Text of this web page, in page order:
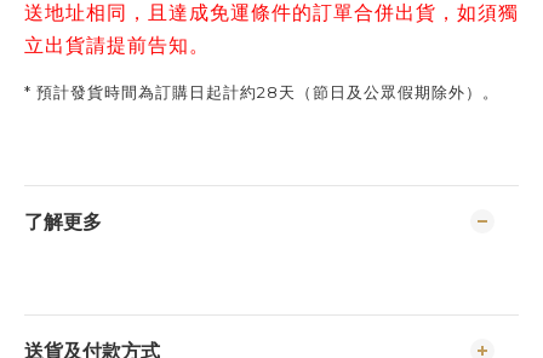
送地址相同，且達成免運條件的訂單合併出貨，如須獨
立出貨請提前告知。
* 預計發貨時間為訂購日起計約28天（節日及公眾假期除外）。
了解更多
送貨及付款方式